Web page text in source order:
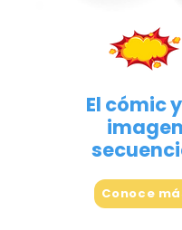
El cómic
imagen
Conoce